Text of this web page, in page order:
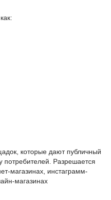
которые дают публичный
потребителей. Разрешается
магазинах, инстаграмм-
магазинах